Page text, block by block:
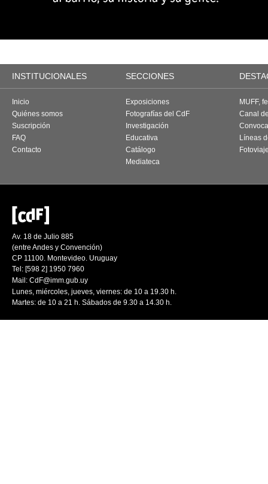
INSTITUCIONALES SECCIONES
Inicio
Quiénes somos
Suscripción
FAQ
Contacto
Exposiciones
Fotografías del CdF
Investigación
Educativa
Catálogo
Mediateca
MUFF,
Canal
Líneas
Av. 18 de Julio 885
(entre Andes y Convención)
CP 11100. Montevideo. Uruguay
Tel: [598 2] 1950 7960
Mail: CdF@imm.gub.uy
Lunes, miércoles, jueves, viernes: de 10 a 19.30 h.
Martes: de 10 a 21 h. Sábados de 9.30 a 14.30 h.